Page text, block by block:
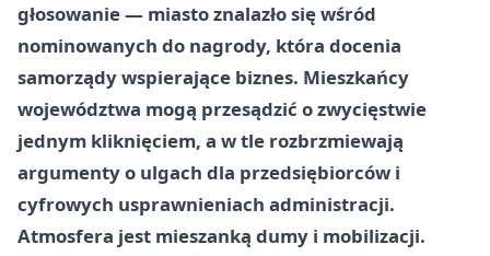
głosowanie — miasto znalazło się wśród
nominowanych do nagrody, która docenia
samorządy wspierające biznes. Mieszkańcy
województwa mogą przesądzić o zwycięstwie
jednym kliknięciem, a w tle rozbrzmiewają
argumenty o ulgach dla przedsiębiorców i
cyfrowych usprawnieniach administracji.
Atmosfera jest mieszanką dumy i mobilizacji.